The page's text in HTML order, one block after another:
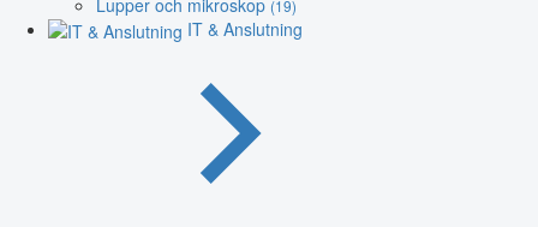
(19)
IT & Anslutning